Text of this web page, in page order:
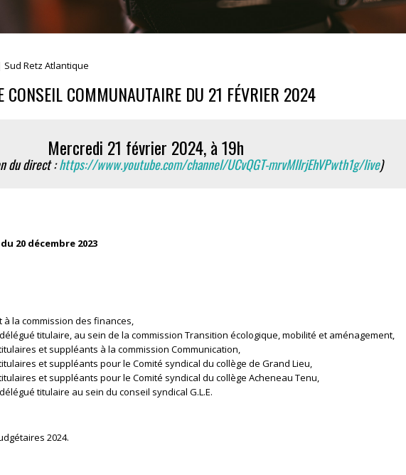
Sud Retz Atlantique
CONSEIL COMMUNAUTAIRE DU 21 FÉVRIER 2024
Mercredi 21 février 2024, à 19h
du direct :https://www.youtube.com/channel/UCvQGT-mrvMlIrjEhVPwth1g/live)
20 décembre 2023
à la commission des finances,
titulaire, au sein de la commission Transition écologique, mobilité et aménagement,
et suppléants à la commission Communication,
et suppléants pour le Comité syndical du collège de Grand Lieu,
et suppléants pour le Comité syndical du collège Acheneau Tenu,
titulaire au sein du conseil syndical G.L.E.
2024.